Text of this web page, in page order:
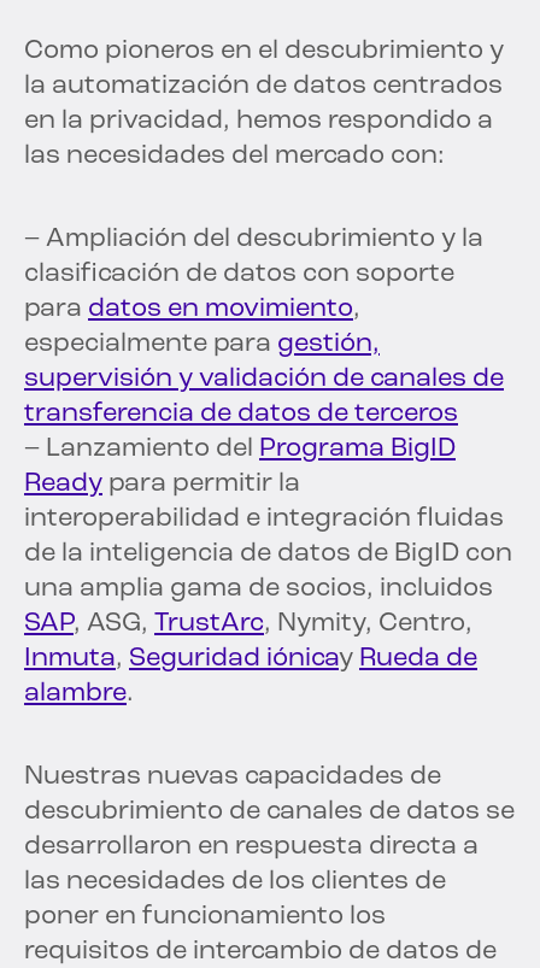
Como pioneros en el descubrimiento y
la automatización de datos centrados
en la privacidad, hemos respondido a
las necesidades del mercado con:
– Ampliación del descubrimiento y la
clasificación de datos con soporte
para datos en movimiento,
especialmente para gestión,
supervisión y validación de canales de
transferencia de datos de terceros
– Lanzamiento del Programa BigID
Ready para permitir la
interoperabilidad e integración fluidas
de la inteligencia de datos de BigID con
una amplia gama de socios, incluidos
SAP, ASG, TrustArc, Nymity, Centro,
Inmuta, Seguridad iónicay Rueda de
alambre.
Nuestras nuevas capacidades de
descubrimiento de canales de datos se
desarrollaron en respuesta directa a
las necesidades de los clientes de
poner en funcionamiento los
requisitos de intercambio de datos de